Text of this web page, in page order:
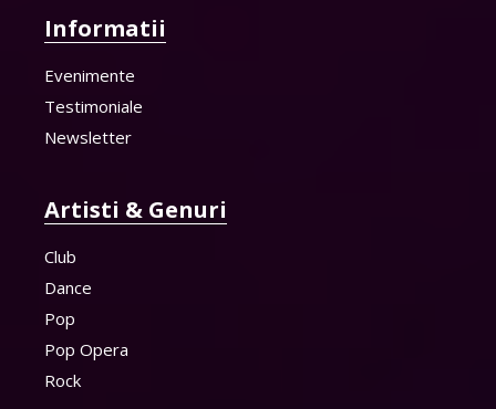
Informatii
Evenimente
Testimoniale
Newsletter
Artisti & Genuri
Club
Dance
Pop
Pop Opera
Rock